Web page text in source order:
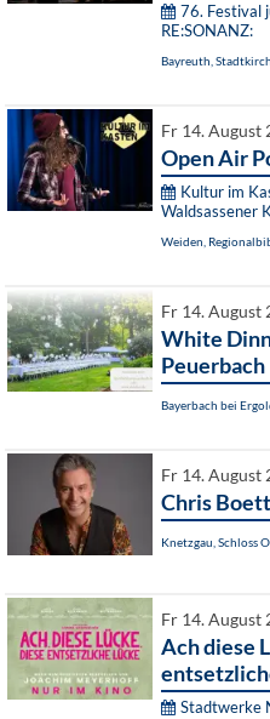
76. Festival
RE:SONANZ:
Bayreuth,
Fr 14. August
Open Air
Kultur im
Waldsassener
Weiden,
Fr 14. August
White
Peuerbach
Bayerbach bei
Fr 14. August
Chris
Knetzgau, Schloss
Fr 14. August
Ach diese
Stadtwerke